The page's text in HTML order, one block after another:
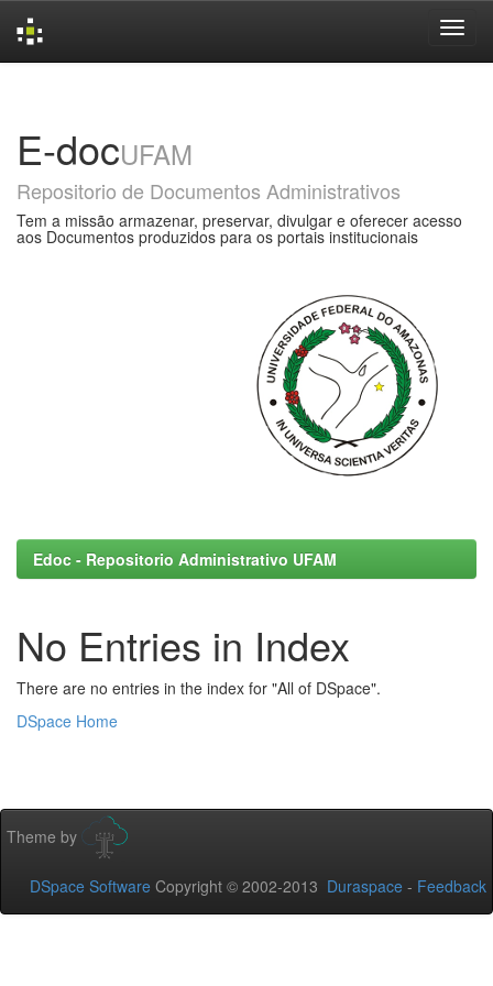
E-docUFAM
Repositorio de Documentos Administrativos
Tem a missão armazenar, preservar, divulgar e oferecer acesso
aos Documentos produzidos para os portais institucionais
Edoc - Repositorio Administrativo UFAM
No Entries in Index
There are no entries in the index for "All of DSpace".
DSpace Home
Theme by
DSpace Software Copyright © 2002-2013 Duraspace - Feedback